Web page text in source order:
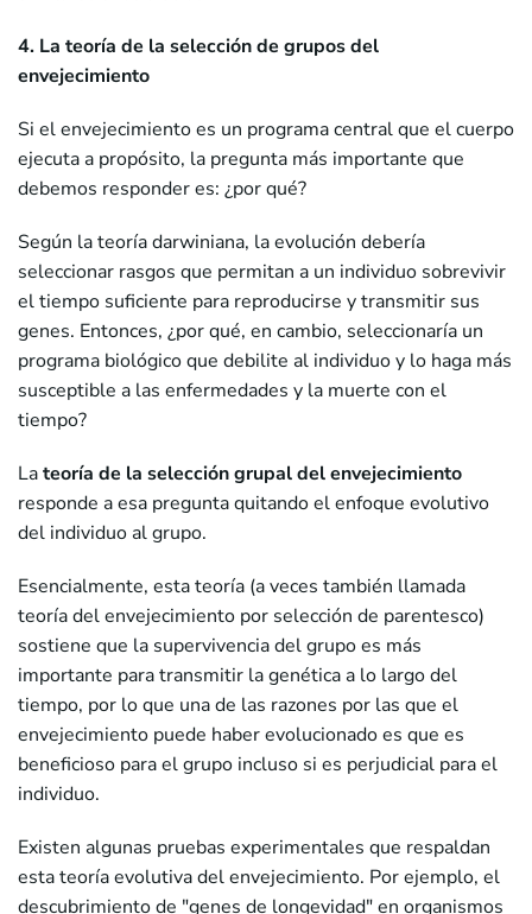
4. La teoría de la selección de grupos del
envejecimiento
Si el envejecimiento es un programa central que el cuerpo
ejecuta a propósito, la pregunta más importante que
debemos responder es: ¿por qué?
Según la teoría darwiniana, la evolución debería
seleccionar rasgos que permitan a un individuo sobrevivir
el tiempo suficiente para reproducirse y transmitir sus
genes. Entonces, ¿por qué, en cambio, seleccionaría un
programa biológico que debilite al individuo y lo haga más
susceptible a las enfermedades y la muerte con el
tiempo?
Lateoría de la selección grupal del envejecimiento
responde a esa pregunta quitando el enfoque evolutivo
del individuo al grupo.
Esencialmente, esta teoría (a veces también llamada
teoría del envejecimiento por selección de parentesco)
sostiene que la supervivencia del grupo es más
importante para transmitir la genética a lo largo del
tiempo, por lo que una de las razones por las que el
envejecimiento puede haber evolucionado es que es
beneficioso para el grupo incluso si es perjudicial para el
individuo.
Existen algunas pruebas experimentales que respaldan
esta teoría evolutiva del envejecimiento. Por ejemplo, el
descubrimiento de "genes de longevidad" en organismos